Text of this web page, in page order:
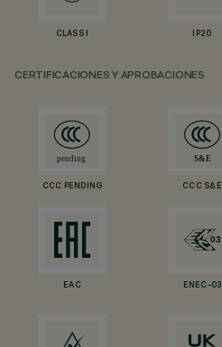
CLASS I IP20
CERTIFICACIONES Y APROBACIONES
CCC PENDING CCC S&E
EAC ENEC-03